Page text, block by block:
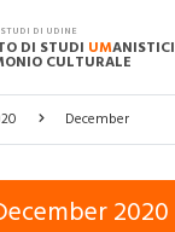
DI UDINE
DI STUDI UMANISTICI
CULTURALE
December
2020